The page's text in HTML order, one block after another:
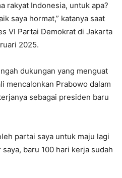
rakyat Indonesia, untuk apa?
saya hormat,” katanya saat
VI Partai Demokrat di Jakarta
2025.
dukungan yang menguat
mencalonkan Prabowo dalam
sebagai presiden baru
partai saya untuk maju lagi
baru 100 hari kerja sudah